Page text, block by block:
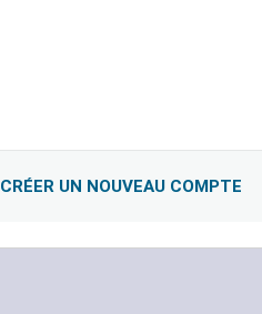
CRÉER UN NOUVEAU COMPTE